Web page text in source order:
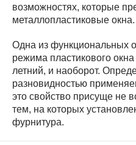
возможностях, которые
металлопластиковые окна.
Одна из функциональных
режима пластикового
летний, и наоборот.
разновидностью
это свойство присуще не
тем, на которых
фурнитура.